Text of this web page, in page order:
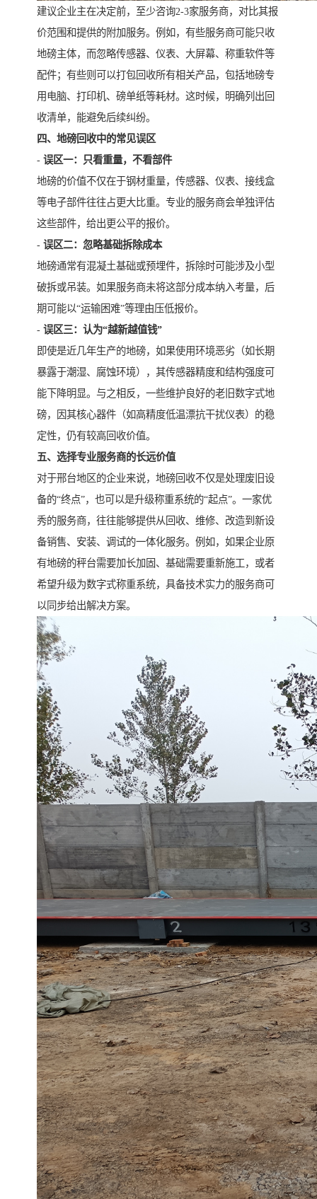
建议企业主在决定前，至少咨询2-3家服务商，对比其报
价范围和提供的附加服务。例如，有些服务商可能只收
地磅主体，而忽略传感器、仪表、大屏幕、称重软件等
配件；有些则可以打包回收所有相关产品，包括地磅专
用电脑、打印机、磅单纸等耗材。这时候，明确列出回
收清单，能避免后续纠纷。
四、地磅回收中的常见误区
- 误区一：只看重量，不看部件
地磅的价值不仅在于钢材重量，传感器、仪表、接线盒
等电子部件往往占更大比重。专业的服务商会单独评估
这些部件，给出更公平的报价。
- 误区二：忽略基础拆除成本
地磅通常有混凝土基础或预埋件，拆除时可能涉及小型
破拆或吊装。如果服务商未将这部分成本纳入考量，后
期可能以“运输困难”等理由压低报价。
- 误区三：认为“越新越值钱”
即使是近几年生产的地磅，如果使用环境恶劣（如长期
暴露于潮湿、腐蚀环境），其传感器精度和结构强度可
能下降明显。与之相反，一些维护良好的老旧数字式地
磅，因其核心器件（如高精度低温漂抗干扰仪表）的稳
定性，仍有较高回收价值。
五、选择专业服务商的长远价值
对于邢台地区的企业来说，地磅回收不仅是处理废旧设
备的“终点”，也可以是升级称重系统的“起点”。一家优
秀的服务商，往往能够提供从回收、维修、改造到新设
备销售、安装、调试的一体化服务。例如，如果企业原
有地磅的秤台需要加长加固、基础需要重新施工，或者
希望升级为数字式称重系统，具备技术实力的服务商可
以同步给出解决方案。